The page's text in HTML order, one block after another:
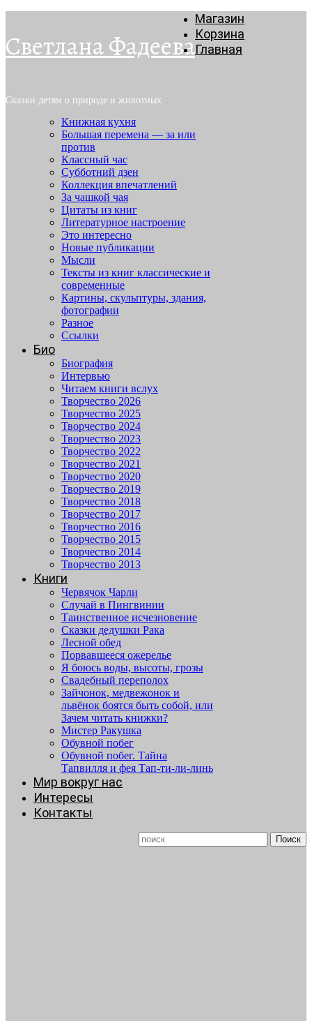
Светлана Фадеева
Сказки детям о природе и животных
Магазин
Корзина
Главная
Книжная кухня
Большая перемена — за или
против
Классный час
Субботний дзен
Коллекция впечатлений
За чашкой чая
Цитаты из книг
Литературное настроение
Это интересно
Новые публикации
Мысли
Тексты из книг классические и
современные
Картины, скульптуры, здания,
фотографии
Разное
Ссылки
Био
Биография
Интервью
Читаем книги вслух
Творчество 2026
Творчество 2025
Творчество 2024
Творчество 2023
Творчество 2022
Творчество 2021
Творчество 2020
Творчество 2019
Творчество 2018
Творчество 2017
Творчество 2016
Творчество 2015
Творчество 2014
Творчество 2013
Книги
Червячок Чарли
Случай в Пингвинии
Таинственное исчезновение
Сказки дедушки Рака
Лесной обед
Порвавшееся ожерелье
Я боюсь воды, высоты, грозы
Свадебный переполох
Зайчонок, медвежонок и
львёнок боятся быть собой, или
Зачем читать книжки?
Мистер Ракушка
Обувной побег
Обувной побег. Тайна
Тапвилля и фея Тап-ти-ли-линь
Мир вокруг нас
Интересы
Контакты